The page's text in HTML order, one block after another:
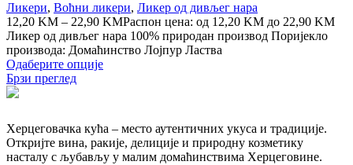
Ликери, Воћни ликери, Ликер од дивљег нара
12,20 KM – 22,90 KMРаспон цена: од 12,20 KM до 22,90 KM
Ликер од дивљег нара 100% природан производ Поријекло
производа: Домаћинство Лојпур Ластва
Одаберите опције
Брзи преглед
Херцеговачка кућа – место аутентичних укуса и традиције.
Откријте вина, ракије, делиције и природну козметику
насталу с љубављу у малим домаћинствима Херцеговине.